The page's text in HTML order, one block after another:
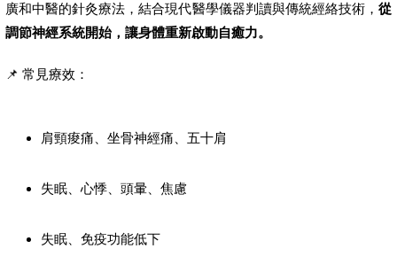
廣和中醫的針灸療法，結合現代醫學儀器判讀與傳統經絡技術， 從
調節神經系統開始，讓身體重新啟動自癒力。
📌 常見療效：
肩頸痠痛、坐骨神經痛、五十肩
失眠、心悸、頭暈、焦慮
失眠、免疫功能低下